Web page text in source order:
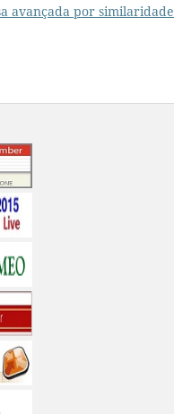
avançada por similaridade